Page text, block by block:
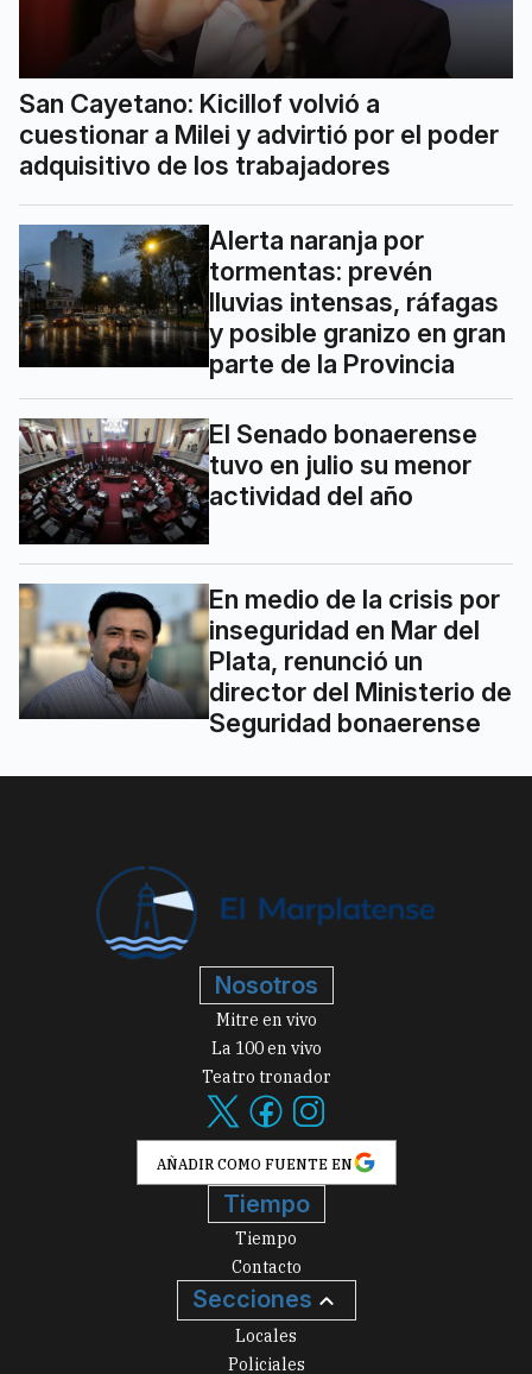
San Cayetano: Kicillof volvió a
cuestionar a Milei y advirtió por el poder
adquisitivo de los trabajadores
Alerta naranja por
tormentas: prevén
lluvias intensas, ráfagas
y posible granizo en gran
parte de la Provincia
El Senado bonaerense
tuvo en julio su menor
actividad del año
En medio de la crisis por
inseguridad en Mar del
Plata, renunció un
director del Ministerio de
Seguridad bonaerense
Nosotros
Mitre en vivo
La 100 en vivo
Teatro tronador
AÑADIR COMO FUENTE EN
Tiempo
Tiempo
Contacto
Secciones
Locales
Policiales